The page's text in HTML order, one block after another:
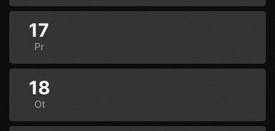
17
Pr
18
Ot